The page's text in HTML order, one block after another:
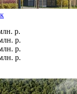
р.
р.
р.
р.